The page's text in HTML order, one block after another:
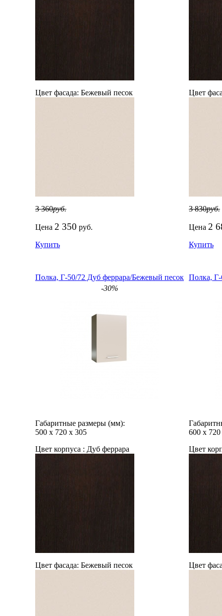
Цвет фасада: Бежевый песок
3 360руб.
Цена 2 350 руб.
Купить
Цвет
3 830руб.
Цена 2
Купить
Полка, Г-50/72 Дуб феррара/Бежевый песок
-30%
Габаритные размеры (мм):
500 х 720 х 305
Цвет корпуса : Дуб феррара
Цвет фасада: Бежевый песок
Полка,
600 х 720
Цвет
Цвет